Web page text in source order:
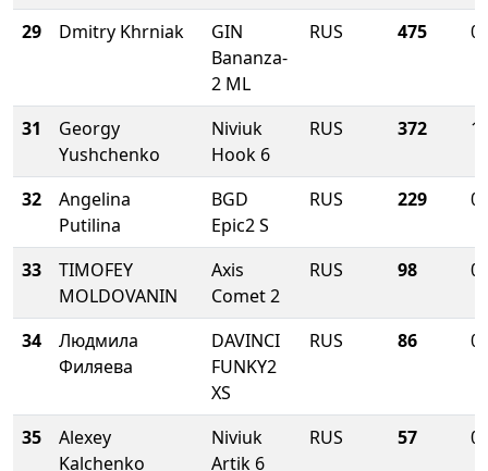
29 Dmitry Khrniak
GIN
Bananza-
2 ML
RUS 475
31
Georgy
Yushchenko
Niviuk
Hook 6
RUS 372
32
Angelina
Putilina
BGD
Epic2 S
RUS 229
33
TIMOFEY
MOLDOVANIN
Axis
Comet 2
RUS 98
34
Людмила
Филяева
DAVINCI
FUNKY2
XS
RUS 86
35
Alexey
Kalchenko
Niviuk
Artik 6
RUS 57